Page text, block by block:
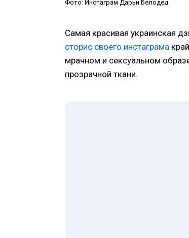
Фото: Инстаграм Дарьи Белодед
Самая красивая украинская
сторис своего инстаграма
мрачном и сексуальном
прозрачной ткани.